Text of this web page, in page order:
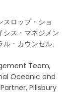
スロップ・ショ
シス・マネジメン
・カウンセル、
Team,
Oceanic and
Pillsbury